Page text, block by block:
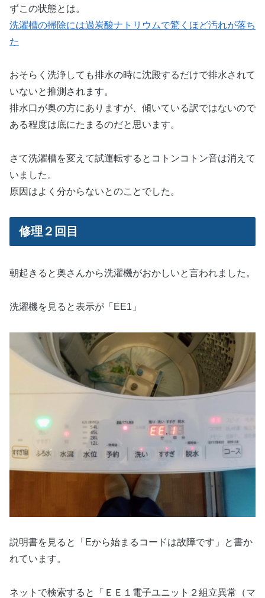
ずこの状態とは。
洗濯槽の掃除には過炭酸ナトリウムで驚くほど汚れが落ち
た
おそらく洗浄しても排水の時に沈殿するだけで排水されて
いないと推測されます。
排水口が奥の方にありますが、傾いている訳ではないので
ある程度は底にたまるのだと思います。
さて洗濯槽を変えて試運転するとコトンコトン音は消えて
いました。
原因はよく分からないとのことでした。
修理２回目
朝起きると奥さんから洗濯機がおかしいと言われました。
洗濯機を見ると表示が「EE1」
説明書を見ると「Eから始まるコードは故障です」と書か
れています。
ネットで検索すると「ＥＥ１電子ユニット２組立異常（マ